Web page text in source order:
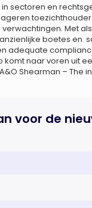
sectoren en
Met
boetes en
adequate
komt naar voren uit
Shearman – The
voor de